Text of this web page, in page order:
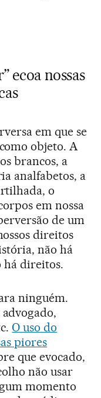
ecoa nossas
em que se
objeto. A
brancos, a
analfabetos, a
o
em nossa
de um
direitos
não há
há direitos.
ninguém.
O uso do
piores
que evocado,
não usar
momento